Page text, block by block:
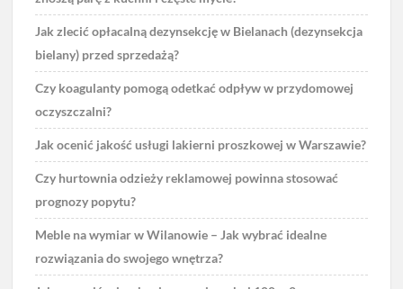
Jak zlecić opłacalną dezynsekcję w Bielanach (dezynsekcja
bielany) przed sprzedażą?
Czy koagulanty pomogą odetkać odpływ w przydomowej
oczyszczalni?
Jak ocenić jakość usługi lakierni proszkowej w Warszawie?
Czy hurtownia odzieży reklamowej powinna stosować
prognozy popytu?
Meble na wymiar w Wilanowie – Jak wybrać idealne
rozwiązania do swojego wnętrza?